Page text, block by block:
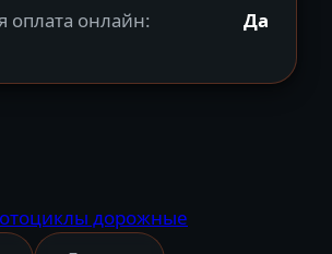
оплата онлайн: Да
дорожные